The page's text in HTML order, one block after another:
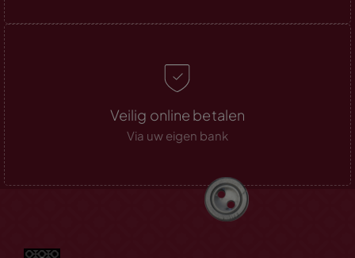
Veilig online betalen
Via uw eigen bank